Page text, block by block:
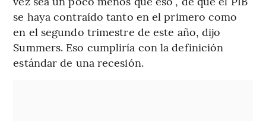
se haya contraído tanto en el primero como
en el segundo trimestre de este año, dijo
Summers. Eso cumpliría con la definición
estándar de una recesión.